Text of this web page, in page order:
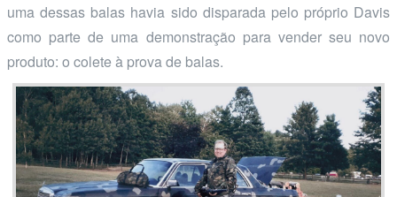
uma dessas balas havia sido disparada pelo próprio Davis
como parte de uma demonstração para vender seu novo
produto: o colete à prova de balas.